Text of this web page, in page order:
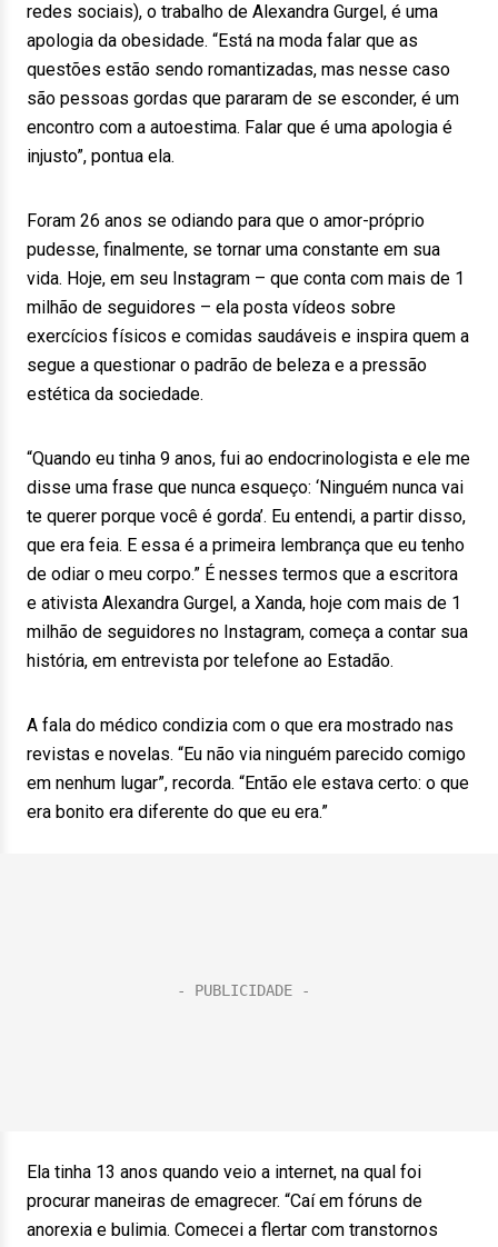
redes sociais), o trabalho de Alexandra Gurgel, é uma
apologia da obesidade. “Está na moda falar que as
questões estão sendo romantizadas, mas nesse caso
são pessoas gordas que pararam de se esconder, é um
encontro com a autoestima. Falar que é uma apologia é
injusto”, pontua ela.
Foram 26 anos se odiando para que o amor-próprio
pudesse, finalmente, se tornar uma constante em sua
vida. Hoje, em seu Instagram – que conta com mais de 1
milhão de seguidores – ela posta vídeos sobre
exercícios físicos e comidas saudáveis e inspira quem a
segue a questionar o padrão de beleza e a pressão
estética da sociedade.
“Quando eu tinha 9 anos, fui ao endocrinologista e ele me
disse uma frase que nunca esqueço: ‘Ninguém nunca vai
te querer porque você é gorda’. Eu entendi, a partir disso,
que era feia. E essa é a primeira lembrança que eu tenho
de odiar o meu corpo.” É nesses termos que a escritora
e ativista Alexandra Gurgel, a Xanda, hoje com mais de 1
milhão de seguidores no Instagram, começa a contar sua
história, em entrevista por telefone ao Estadão.
A fala do médico condizia com o que era mostrado nas
revistas e novelas. “Eu não via ninguém parecido comigo
em nenhum lugar”, recorda. “Então ele estava certo: o que
era bonito era diferente do que eu era.”
Ela tinha 13 anos quando veio a internet, na qual foi
procurar maneiras de emagrecer. “Caí em fóruns de
anorexia e bulimia. Comecei a flertar com transtornos